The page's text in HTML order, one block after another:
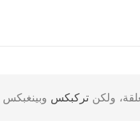
ولكنتركبكس